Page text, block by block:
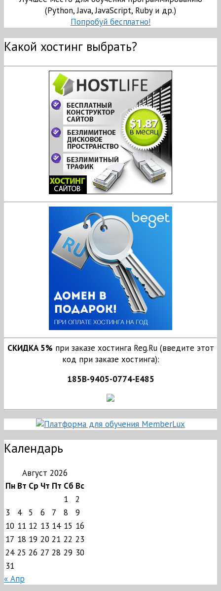
(Python, Java, JavaScript, Ruby и др.)
Попробуй бесплатно!
Какой хостинг выбрать?
СКИДКА 5% при заказе хостинга Reg.Ru (введите этот
код при заказе хостинга):
185B-9405-0774-E485
Календарь
Август 2026
Пн Вт Ср Чт Пт Сб Вс
1
2
3
4 5 6 7 8
9
10 11 12 13 14 15 16
17 18 19 20 21 22 23
24 25 26 27 28 29 30
31
« Апр